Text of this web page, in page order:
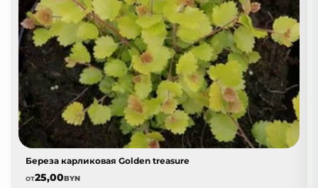
Береза карликовая Golden treasure
от25,00BYN